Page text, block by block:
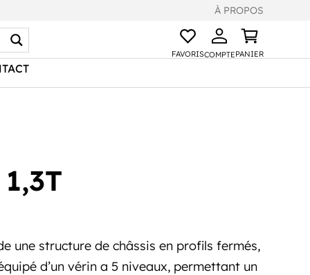
À PROPOS
FAVORISCOMPTEPANIER
une structure de châssis en profils fermés,
d’un vérin a 5 niveaux, permettant un